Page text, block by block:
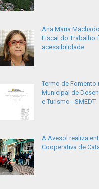
Ana Maria
Fiscal do Trabalho
acessibilidade
Termo de Fomento
Municipal de
e Turismo - SMEDT.
A Avesol realiza
Cooperativa de